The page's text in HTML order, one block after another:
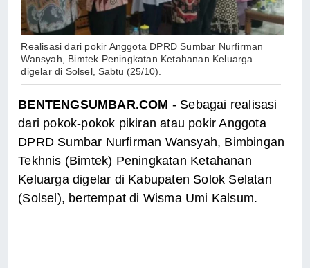
Realisasi dari pokir Anggota DPRD Sumbar Nurfirman
Wansyah, Bimtek Peningkatan Ketahanan Keluarga
digelar di Solsel,Sabtu (25/10).
BENTENGSUMBAR.COM - Sebagai realisasi
dari pokok-pokok pikiran atau pokir Anggota
DPRD Sumbar Nurfirman Wansyah, Bimbingan
Tekhnis (Bimtek) Peningkatan Ketahanan
Keluarga digelar di Kabupaten Solok Selatan
(Solsel), bertempat di Wisma Umi Kalsum.